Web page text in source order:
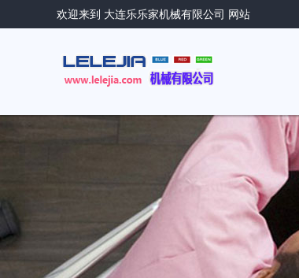
欢迎来到 大连乐乐家机械有限公司 网站